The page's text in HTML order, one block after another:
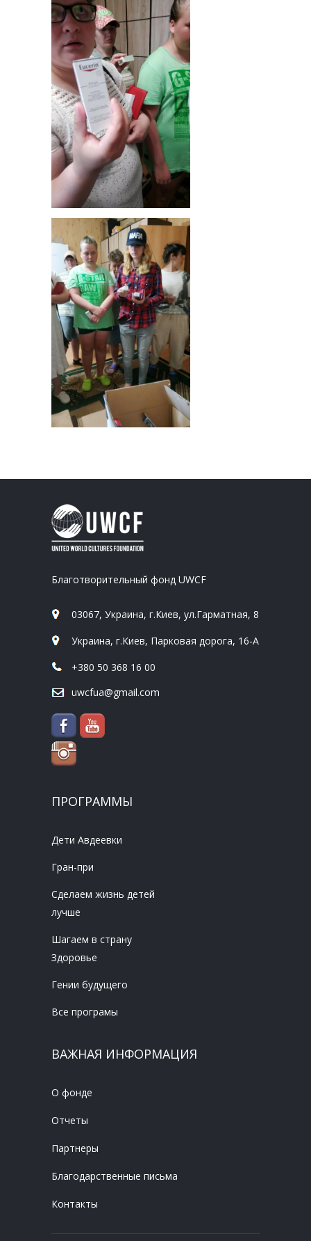
Благотворительный фонд UWCF
03067, Украина, г.Киев, ул.Гарматная, 8
Украина, г.Киев, Парковая дорога, 16-А
+380 50 368 16 00
uwcfua@gmail.com
ПРОГРАММЫ
Дети Авдеевки
Гран-при
Сделаем жизнь детей
лучше
Шагаем в страну
Здоровье
Гении будущего
Все програмы
ВАЖНАЯ ИНФОРМАЦИЯ
О фонде
Отчеты
Партнеры
Благодарственные письма
Контакты